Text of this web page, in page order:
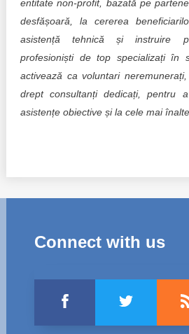
entitate non-profit, bazată pe
desfășoară, la cererea
asistență tehnică și instruire
profesioniști de top specializați în
activează ca voluntari
drept consultanți dedicați, pentru
asistențe obiective și la cele mai
Connect with us